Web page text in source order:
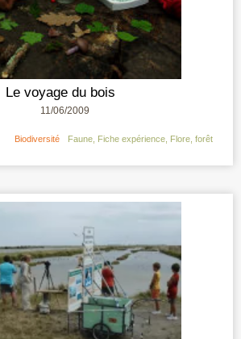
Le voyage du bois
11/06/2009
Biodiversité Faune Fiche expérience Flore forêt